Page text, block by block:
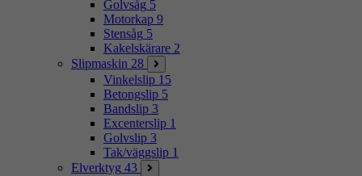
Golvsåg 5
Motorkap 9
Stensåg 5
Kakelskärare 2
Slipmaskin 28
Vinkelslip 15
Betongslip 5
Bandslip 3
Excenterslip 1
Golvslip 3
Tak/väggslip 1
Elverktyg 43